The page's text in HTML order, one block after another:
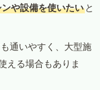
や設備を使いたい と
通いやすく、大型施
える場合もありま